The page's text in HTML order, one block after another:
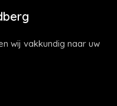
wij vakkundig naar uw